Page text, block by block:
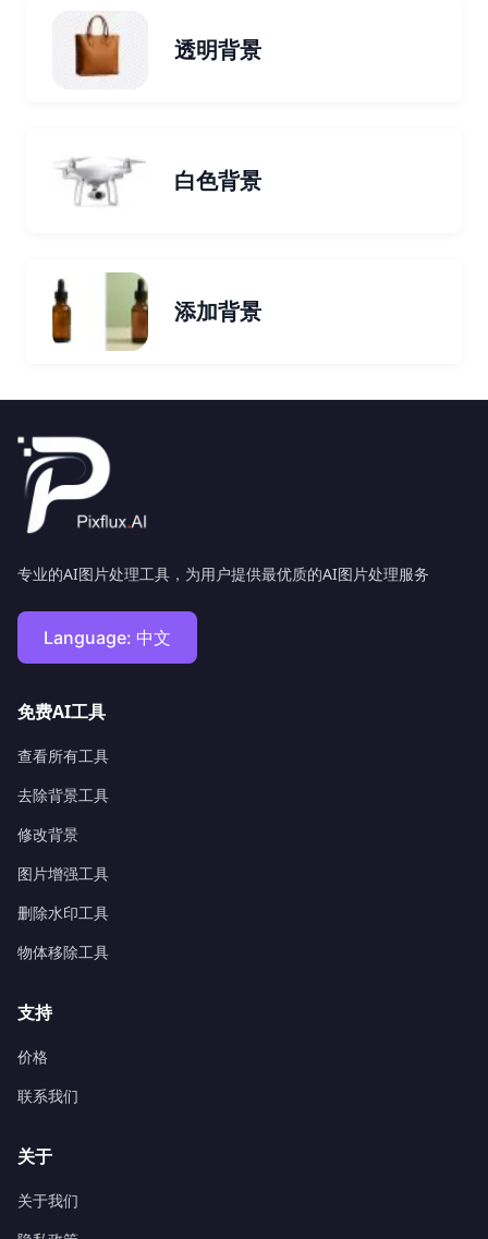
透明背景
白色背景
添加背景
专业的AI图片处理工具，为用户提供最优质的AI图片处理服务
Language: 中文
免费AI工具
查看所有工具
去除背景工具
修改背景
图片增强工具
删除水印工具
物体移除工具
支持
价格
联系我们
关于
关于我们